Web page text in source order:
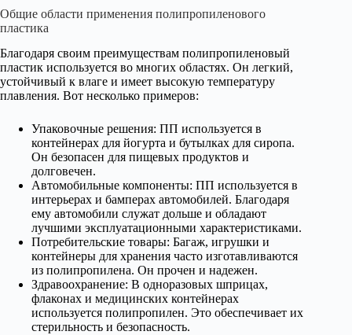
Общие области применения полипропиленового
пластика
Благодаря своим преимуществам полипропиленовый
пластик используется во многих областях. Он легкий,
устойчивый к влаге и имеет высокую температуру
плавления. Вот несколько примеров:
Упаковочные решения: ПП используется в
контейнерах для йогурта и бутылках для сиропа.
Он безопасен для пищевых продуктов и
долговечен.
Автомобильные компоненты: ПП используется в
интерьерах и бамперах автомобилей. Благодаря
ему автомобили служат дольше и обладают
лучшими эксплуатационными характеристиками.
Потребительские товары: Багаж, игрушки и
контейнеры для хранения часто изготавливаются
из полипропилена. Он прочен и надежен.
Здравоохранение: В одноразовых шприцах,
флаконах и медицинских контейнерах
используется полипропилен. Это обеспечивает их
стерильность и безопасность.